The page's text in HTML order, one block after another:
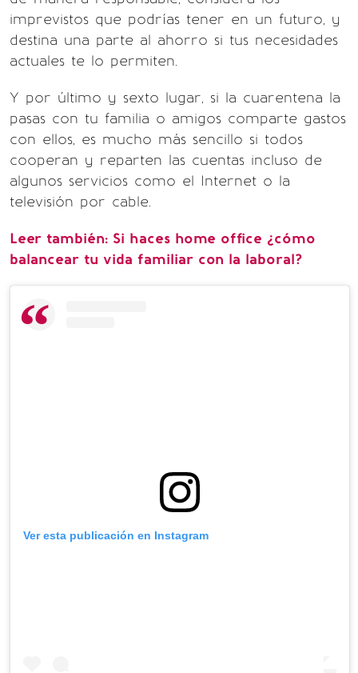
imprevistos que podrías tener en un futuro, y
destina una parte al ahorro si tus necesidades
actuales te lo permiten.
Y por último y sexto lugar, si la cuarentena la
pasas con tu familia o amigos comparte gastos
con ellos, es mucho más sencillo si todos
cooperan y reparten las cuentas incluso de
algunos servicios como el Internet o la
televisión por cable.
Leer también: Si haces home office ¿cómo
balancear tu vida familiar con la laboral?
Ver esta publicación en Instagram